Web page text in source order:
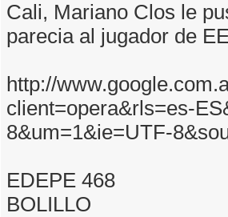
Cali, Mariano Clos le
parecia al jugador de
http://
client=opera&rls=es-
8&um=1&ie=UTF-
EDEPE 468
BOLILLO